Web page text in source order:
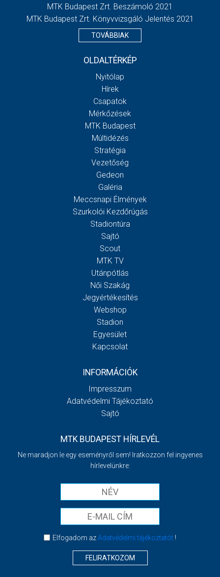
MTK Budapest Zrt. Beszámoló 2021
MTK Budapest Zrt. Könyvvizsgáló Jelentés 2021
TOVÁBBIAK
OLDALTÉRKÉP
Nyitólap
Hírek
Csapatok
Mérkőzések
MTK Budapest
Múltidézés
Stratégia
Vezetőség
Gedeon
Galéria
Meccsnapi Élmények
Szurkolói Kezdőrúgás
Stadiontúra
Sajtó
Scout
MTK TV
Utánpótlás
Női Szakág
Jegyértékesítés
Webshop
Stadion
Egyesület
Kapcsolat
INFORMÁCIÓK
Impresszum
Adatvédelmi Tájékoztató
Sajtó
MTK BUDAPEST HÍRLEVÉL
Ne maradjon le egy eseményről sem! Iratkozzon fel ingyenes
hírlevelünkre:
Elfogadom azAdatvédelmi tájékoztatót!
FELIRATKOZOM